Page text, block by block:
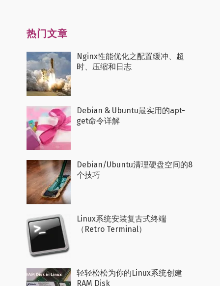
热门文章
Nginx性能优化之配置缓冲、超
时、压缩和日志
Debian & Ubuntu最实用的apt-
get命令详解
Debian/Ubuntu清理硬盘空间的8
个技巧
Linux系统安装复古式终端
（Retro Terminal）
轻轻松松为你的Linux系统创建
RAM Disk